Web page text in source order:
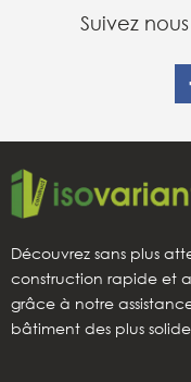
Suivez
Découvrez sans plus
construction rapide et
grâce à notre
bâtiment des plus